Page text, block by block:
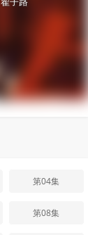
第04集
第08集